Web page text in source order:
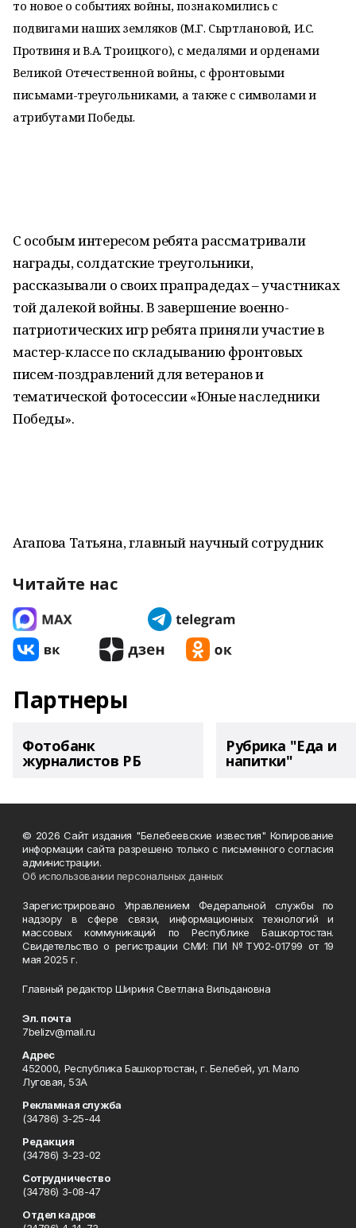
то новое о событиях войны, познакомились с
подвигами наших земляков (М.Г. Сыртлановой, И.С.
Протвиня и В.А. Троицкого), с медалями и орденами
Великой Отечественной войны, с фронтовыми
письмами-треугольниками, а также с символами и
атрибутами Победы.
С особым интересом ребята рассматривали
награды, солдатские треугольники,
рассказывали о своих прапрадедах – участниках
той далекой войны. В завершение военно-
патриотических игр ребята приняли участие в
мастер-классе по складыванию фронтовых
писем-поздравлений для ветеранов и
тематической фотосессии «Юные наследники
Победы».
Агапова Татьяна, главный научный сотрудник
Читайте нас
Партнеры
Фотобанк
журналистов РБ
Рубрика "Еда и
напитки"
© 2026 Сайт издания "Белебеевские известия" Копирование
информации сайта разрешено только с письменного согласия
администрации.
Об использовании персональных данных
Зарегистрировано Управлением Федеральной службы по
надзору в сфере связи, информационных технологий и
массовых коммуникаций по Республике Башкортостан.
Свидетельство о регистрации СМИ: ПИ №ТУ02-01799 от 19
мая 2025 г.
Главный редактор Шириня Светлана Вильдановна
Эл. почта
7belizv@mail.ru
Адрес
452000, Республика Башкортостан, г. Белебей, ул. Мало
Луговая, 53А
Рекламная служба
(34786) 3-25-44
Редакция
(34786) 3-23-02
Сотрудничество
(34786) 3-08-47
Отдел кадров